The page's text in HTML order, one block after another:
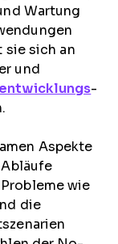
Wartung
sich an
und
-
Aspekte
wie
die